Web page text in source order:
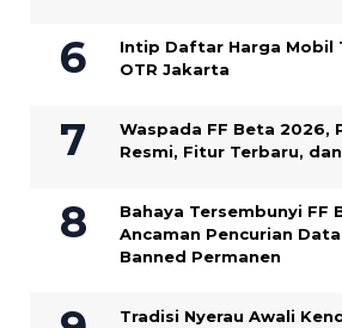
Intip Daftar Harga Mobil
OTR Jakarta
Waspada FF Beta 2026,
Resmi, Fitur Terbaru,
Bahaya Tersembunyi FF
Ancaman Pencurian
Banned Permanen
Tradisi Nyerau Awali